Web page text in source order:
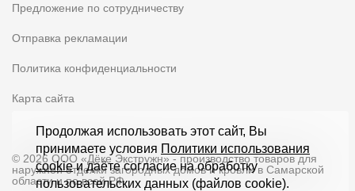
Предложение по сотрудничеству
Отправка рекламации
Политика конфиденциальности
Карта сайта
© 2026 ООО «Дёке Экстружн» - производство товаров для
наружной отделки загородных домов и кровли в Самарской
области и по всей РФ
Продолжая использовать этот сайт, Вы
принимаете условия Политики использования
cookieи даёте согласие на обработку
пользовательских данных (файлов cookie).